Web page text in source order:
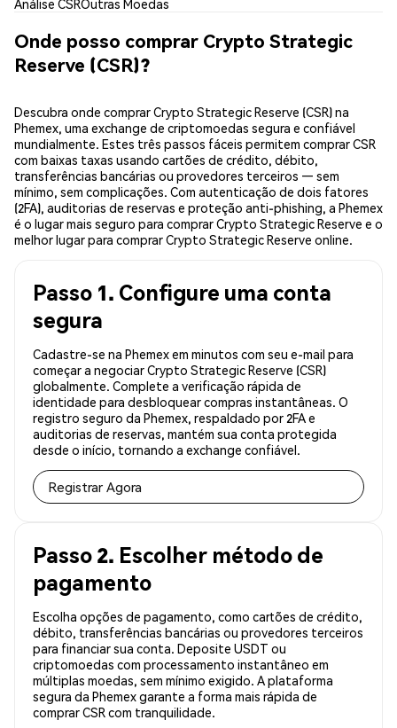
Análise CSROutras Moedas
Onde posso comprar Crypto Strategic
Reserve (CSR)?
Descubra onde comprar Crypto Strategic Reserve (CSR) na
Phemex, uma exchange de criptomoedas segura e confiável
mundialmente. Estes três passos fáceis permitem comprar CSR
com baixas taxas usando cartões de crédito, débito,
transferências bancárias ou provedores terceiros — sem
mínimo, sem complicações. Com autenticação de dois fatores
(2FA), auditorias de reservas e proteção anti-phishing, a Phemex
é o lugar mais seguro para comprar Crypto Strategic Reserve e o
melhor lugar para comprar Crypto Strategic Reserve online.
Passo 1. Configure uma conta
segura
Cadastre-se na Phemex em minutos com seu e-mail para
começar a negociar Crypto Strategic Reserve (CSR)
globalmente. Complete a verificação rápida de
identidade para desbloquear compras instantâneas. O
registro seguro da Phemex, respaldado por 2FA e
auditorias de reservas, mantém sua conta protegida
desde o início, tornando a exchange confiável.
Registrar Agora
Passo 2. Escolher método de
pagamento
Escolha opções de pagamento, como cartões de crédito,
débito, transferências bancárias ou provedores terceiros
para financiar sua conta. Deposite USDT ou
criptomoedas com processamento instantâneo em
múltiplas moedas, sem mínimo exigido. A plataforma
segura da Phemex garante a forma mais rápida de
comprar CSR com tranquilidade.